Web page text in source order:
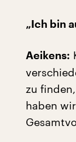
„Ich bin
Aeikens:
zu
haben